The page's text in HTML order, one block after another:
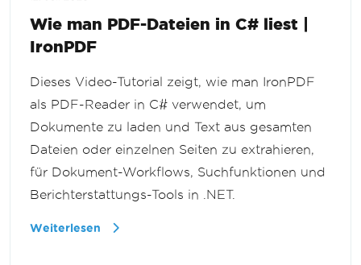
Wie man PDF-Dateien in C# liest |
IronPDF
Dieses Video-Tutorial zeigt, wie man IronPDF
als PDF-Reader in C# verwendet, um
Dokumente zu laden und Text aus gesamten
Dateien oder einzelnen Seiten zu extrahieren,
für Dokument-Workflows, Suchfunktionen und
Berichterstattungs-Tools in .NET.
Weiterlesen